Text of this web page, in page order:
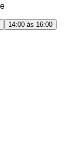
14:00 às 16:00